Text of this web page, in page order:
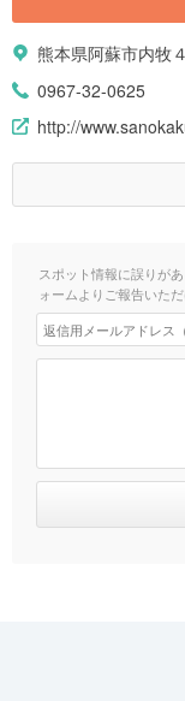
熊本県阿蘇市内牧
0967-32-0625
http://
スポット情報に誤りが
ォームよりご報告いただ